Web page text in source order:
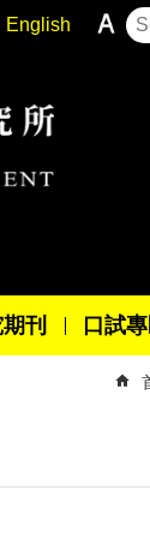
English
刊 口試